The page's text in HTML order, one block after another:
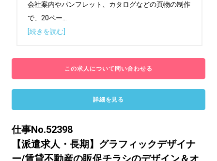
会社案内やパンフレット、カタログなどの頁物の制作
で、20ペー
[続きを読む]
この求人について問い合わせる
詳細を見る
仕事No.52398
【派遣求人・長期】グラフィックデザイナ
ー/賃貸不動産の販促チラシのデザイン＆オ